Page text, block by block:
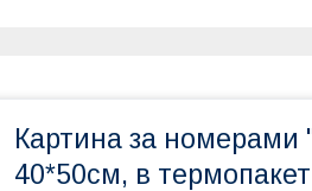
Картина за номерами
40*50см, в